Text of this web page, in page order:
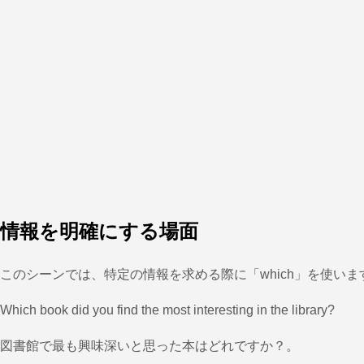
情報を明確にする場面
このシーンでは、特定の情報を求める際に「which」を使いま
Which book did you find the most interesting in the library?
図書館で最も興味深いと思った本はどれですか？。